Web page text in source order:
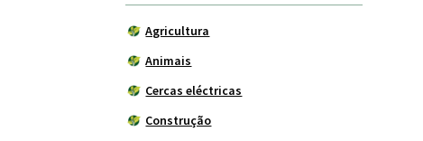
Agricultura
Animais
Cercas eléctricas
Construção